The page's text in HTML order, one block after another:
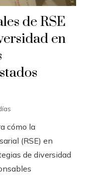
de RSE
en
cómo la
(RSE) en
de diversidad